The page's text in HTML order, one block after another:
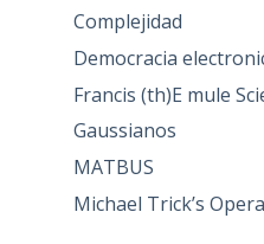
Complejidad
Democracia
Francis (th)E mule
Gaussianos
MATBUS
Michael Trick’s